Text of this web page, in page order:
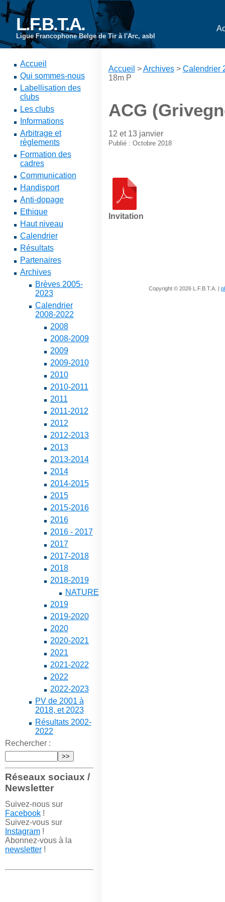
L.F.B.T.A.
Ligue Francophone Belge de Tir à l'Arc, asbl
Accueil
Qui sommes-nous
Labellisation des
clubs
Les clubs
Informations
Arbitrage et
règlements
Formation des
cadres
Communication
Handisport
Anti-dopage
Ethique
Haut niveau
Calendrier
Résultats
Partenaires
Archives
Brèves 2005-
2023
Calendrier
2008-2022
2008
2008-2009
2009
2009-2010
2010
2010-2011
2011
2011-2012
2012
2012-2013
2013
2013-2014
2014
2014-2015
2015
2015-2016
2016
2016 - 2017
2017
2017-2018
2018
2018-2019
NATURE
2019
2019-2020
2020
2020-2021
2021
2021-2022
2022
2022-2023
PV de 2001 à
2018, et 2023
Résultats 2002-
2022
Rechercher :
Réseaux sociaux /
Newsletter
Suivez-nous sur
Facebook!
Suivez-vous sur
Instagram!
Abonnez-vous à la
newsletter!
Accueil >Archives> Calendrier
18m P
ACG
12 et 13 janvier
Publié : Octobre 2018
Invitation
Copyright © 2026 L.F.B.T.A. |